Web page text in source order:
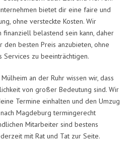
bietet dir eine faire und
ohne versteckte Kosten. Wir
finanziell belastend sein kann, daher
den besten Preis anzubieten, ohne
zu beeinträchtigen.
an der Ruhr wissen wir, dass
von großer Bedeutung sind. Wir
Termine einhalten und den Umzug
Magdeburg termingerecht
Mitarbeiter sind bestens
mit Rat und Tat zur Seite.